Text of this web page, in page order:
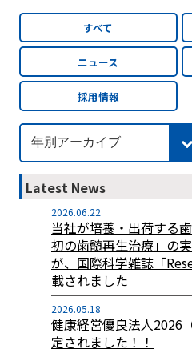
すべて
ニュース
採用情報
Latest News
2026.06.22
当社が培養・出荷する
初の歯髄再生治療」の
が、国際科学雑誌「
載されました
2026.05.18
健康経営優良法人2026
定されました！！